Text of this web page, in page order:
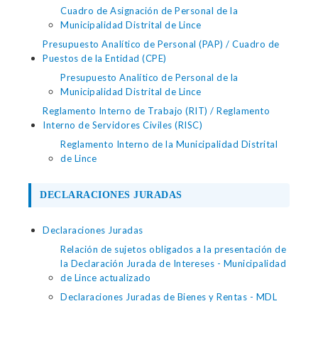
Cuadro de Asignación de Personal de la
Municipalidad Distrital de Lince
Presupuesto Analítico de Personal (PAP) / Cuadro de
Puestos de la Entidad (CPE)
Presupuesto Analítico de Personal de la
Municipalidad Distrital de Lince
Reglamento Interno de Trabajo (RIT) / Reglamento
Interno de Servidores Civiles (RISC)
Reglamento Interno de la Municipalidad Distrital
de Lince
DECLARACIONES JURADAS
Declaraciones Juradas
Relación de sujetos obligados a la presentación de
la Declaración Jurada de Intereses - Municipalidad
de Lince actualizado
Declaraciones Juradas de Bienes y Rentas - MDL